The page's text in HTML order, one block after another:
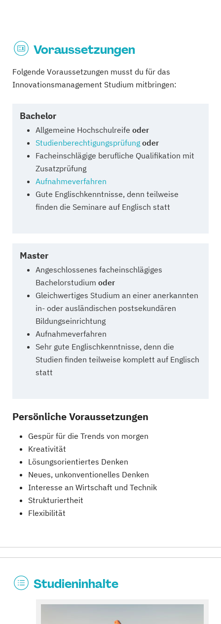
Voraussetzungen
Folgende Voraussetzungen musst du für das
Innovationsmanagement Studium mitbringen:
Bachelor
Allgemeine Hochschulreife oder
Studienberechtigungsprüfung oder
Facheinschlägige berufliche Qualifikation mit
Zusatzprüfung
Aufnahmeverfahren
Gute Englischkenntnisse, denn teilweise
finden die Seminare auf Englisch statt
Master
Angeschlossenes facheinschlägiges
Bachelorstudium oder
Gleichwertiges Studium an einer anerkannten
in- oder ausländischen postsekundären
Bildungseinrichtung
Aufnahmeverfahren
Sehr gute Englischkenntnisse, denn die
Studien finden teilweise komplett auf Englisch
statt
Persönliche Voraussetzungen
Gespür für die Trends von morgen
Kreativität
Lösungsorientiertes Denken
Neues, unkonventionelles Denken
Interesse an Wirtschaft und Technik
Strukturiertheit
Flexibilität
Studieninhalte